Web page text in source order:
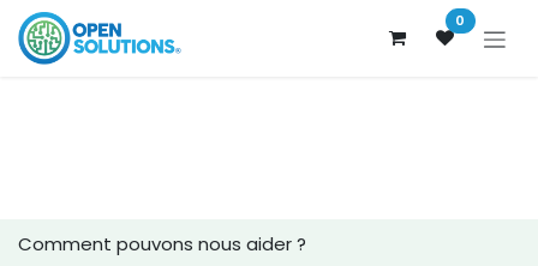
Se rendre au contenu 0
Comment pouvons nous aider ?